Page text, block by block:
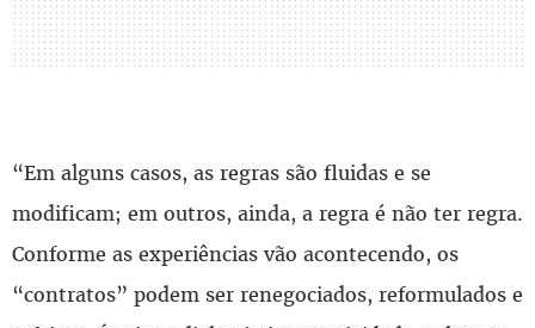
“Em alguns casos, as regras são fluidas e se
modificam; em outros, ainda, a regra é não ter regra.
Conforme as experiências vão acontecendo, os
“contratos” podem ser renegociados, reformulados e